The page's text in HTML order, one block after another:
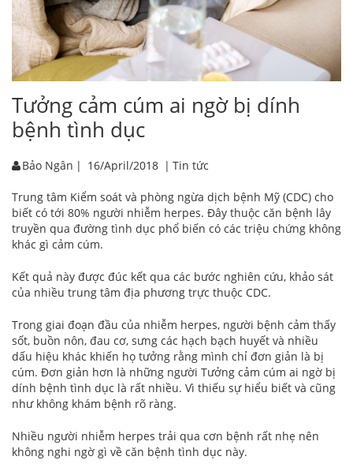
Tưởng cảm cúm ai ngờ bị dính
bệnh tình dục
Bảo Ngân | 16/April/2018 | Tin tức
Trung tâm Kiểm soát và phòng ngừa dịch bệnh Mỹ (CDC) cho
biết có tới 80% người nhiễm herpes. Đây thuộc căn bệnh lây
truyền qua đường tình dục phổ biến có các triệu chứng không
khác gì cảm cúm.
Kết quả này được đúc kết qua các bước nghiên cứu, khảo sát
của nhiều trung tâm địa phương trực thuộc CDC.
Trong giai đoạn đầu của nhiễm herpes, người bệnh cảm thấy
sốt, buồn nôn, đau cơ, sưng các hạch bạch huyết và nhiều
dấu hiệu khác khiến họ tưởng rằng mình chỉ đơn giản là bị
cúm. Đơn giản hơn là những người Tưởng cảm cúm ai ngờ bị
dính bệnh tình dục là rất nhiều. Vì thiếu sự hiểu biết và cũng
như không khám bệnh rõ ràng.
Nhiều người nhiễm herpes trải qua cơn bệnh rất nhẹ nên
không nghi ngờ gì về căn bệnh tình dục này.